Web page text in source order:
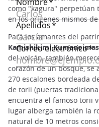
como "kagura" perpetúan
en los orígenes mismos
Para los amantes del
Kamishikimi
del volcán, también
corazón de un bosque, se
270 escalones bordeada
de torii (puertas
encuentra el famoso torii
lugar alberga también la
natural de 10 metros